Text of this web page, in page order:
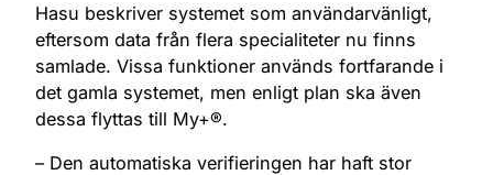
Hasu beskriver systemet som användarvänligt,
eftersom data från flera specialiteter nu finns
samlade. Vissa funktioner används fortfarande i
det gamla systemet, men enligt plan ska även
dessa flyttas till My+®.
– Den automatiska verifieringen har haft stor